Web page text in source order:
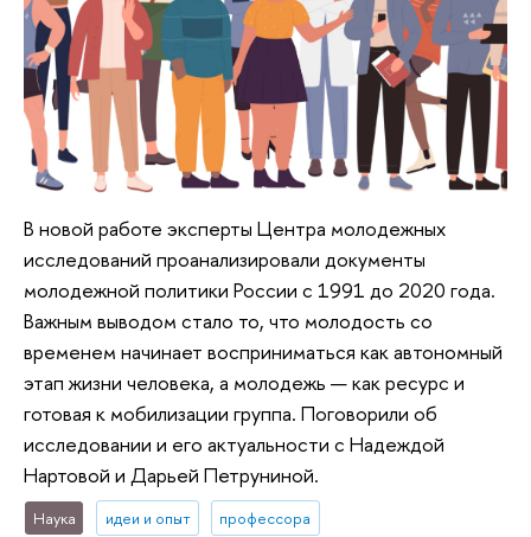
В новой работе эксперты Центра молодежных
исследований проанализировали документы
молодежной политики России с 1991 до 2020 года.
Важным выводом стало то, что молодость со
временем начинает восприниматься как автономный
этап жизни человека, а молодежь — как ресурс и
готовая к мобилизации группа. Поговорили об
исследовании и его актуальности с Надеждой
Нартовой и Дарьей Петруниной.
Наука идеи и опыт профессора